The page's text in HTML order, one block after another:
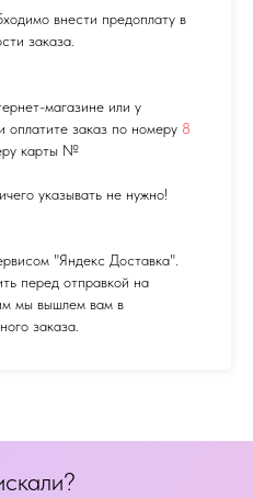
внести предоплату в
заказа.
магазине или у
заказ по номеру 8
карты №
указывать не нужно!
"Яндекс Доставка".
перед отправкой на
мы вышлем вам в
заказа.